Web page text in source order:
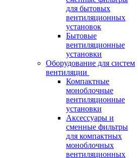
для бытовых
вентиляционных
установок
Бытовые
вентиляционные
установки
Оборудование для систем
вентиляции
Компактные
моноблочные
вентиляционные
установки
Аксессуары и
сменные фильтры
для компактных
моноблочных
вентиляционных